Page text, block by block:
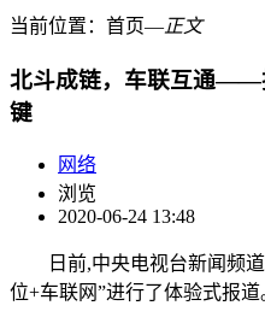
当前位置： 首页―正文
北斗成链，车联互通——
键
网络
浏览
2020-06-24 13:48
日前,中央电视台新闻频道
位+车联网”进行了体验式报道